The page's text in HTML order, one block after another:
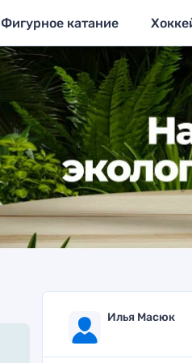
Фигурное катание
Илья Масюк